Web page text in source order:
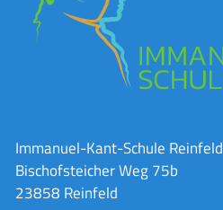
Immanuel-Kant-Schule Reinfeld
Bischofsteicher Weg 75b
23858 Reinfeld